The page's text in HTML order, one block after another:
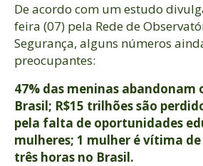
De acordo com um estudo
feira (07) pela Rede de
Segurança, alguns números
preocupantes:
47% das meninas abandonam
Brasil; R$15 trilhões são
pela falta de oportunidades
mulheres; 1 mulher é vítima
três horas no Brasil.